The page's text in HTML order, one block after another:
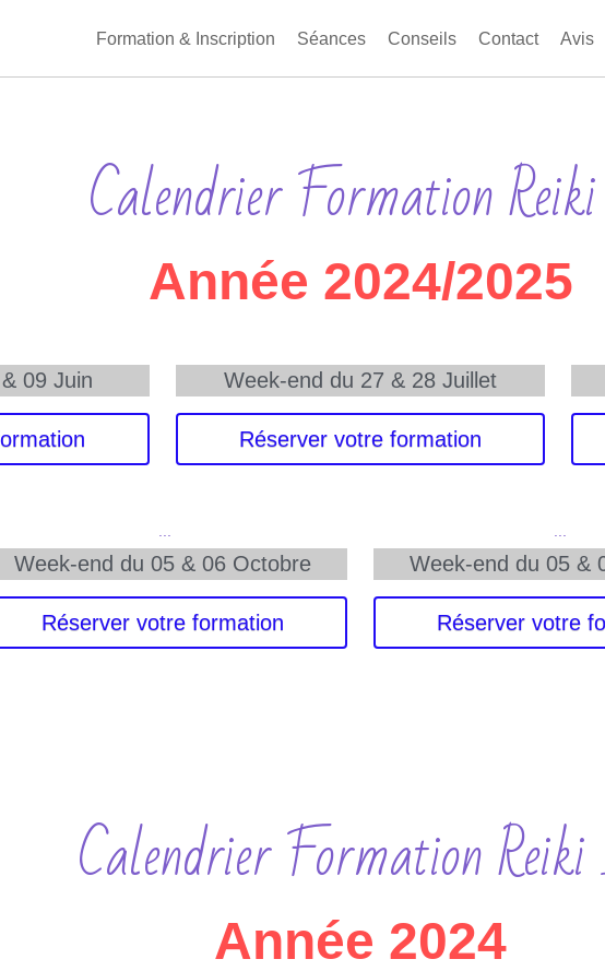
Formation & Inscription Séances Conseils Contact Avis
Calendrier Formation
Année 2024/2025
09 Juin Week-end du 27 & 28 Juillet
Réserver votre formation
Week-end du 05 & 06 Octobre
Réserver votre formation
Week-end du 05 &
Réserver votre
Calendrier Formation
Année 2024